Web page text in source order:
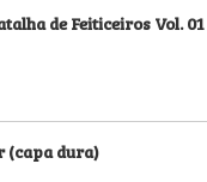
de Feiticeiros Vol. 01
(capa dura)